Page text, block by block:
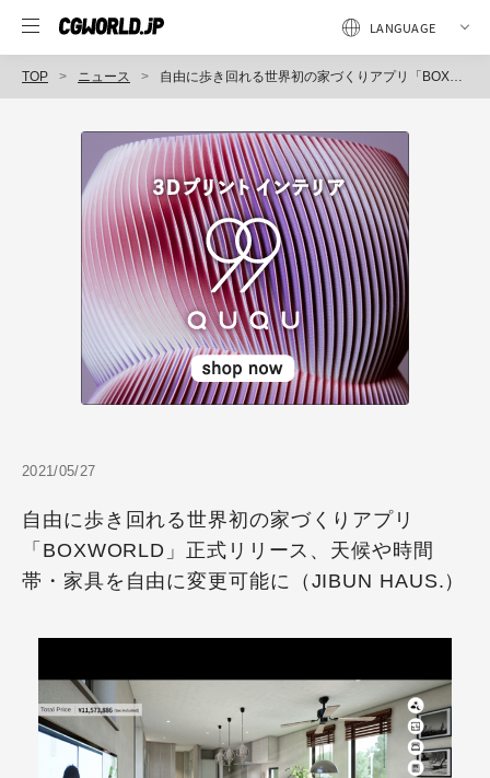
TOP ニュース 自由に歩き回れる世界初の家づくりアプリ「BOXWORLD」正式リリース、天候や時間帯・家具を自由に変更可能に（JIBUN HAUS.）
2021/05/27
自由に歩き回れる世界初の家づくりアプリ
「BOXWORLD」正式リリース、天候や時間
帯・家具を自由に変更可能に（JIBUN HAUS.）